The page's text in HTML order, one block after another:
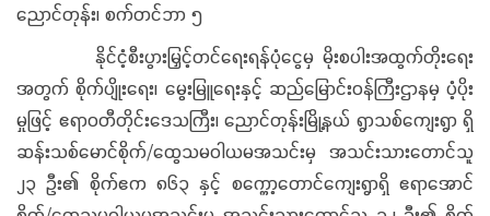
ညောင်တုန်း၊ စက်တင်ဘာ ၅
နိုင်ငံ့စီးပွားမြှင့်တင်ရေးရန်ပုံငွေမှ မိုးစပါးအထွက်တိုးရေး
အတွက် စိုက်ပျိုးရေး၊ မွေးမြူရေးနှင့် ဆည်မြောင်းဝန်ကြီးဌာနမှ ပံ့ပိုး
မှုဖြင့် ဧရာဝတီတိုင်းဒေသကြီး၊ ညောင်တုန်းမြို့နယ် ရွာသစ်ကျေးရွာ ရှိ
ဆန်းသစ်မောင်စိုက်/ထွေသမဝါယမအသင်းမှ အသင်းသားတောင်သူ
၂၃ ဦး၏ စိုက်ဧက ၈၆၃ နှင့် စက္ကော့တောင်ကျေးရွာရှိ ဧရာအောင်